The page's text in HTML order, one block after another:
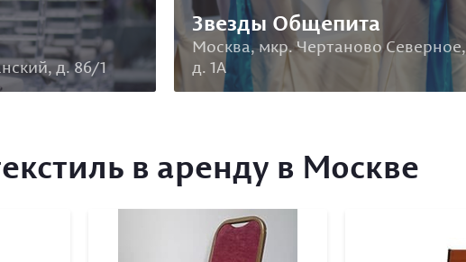
д. 86/1
Звезды Общепита
Москва, мкр. Чертаново Северное,
д. 1А
в аренду в Москве